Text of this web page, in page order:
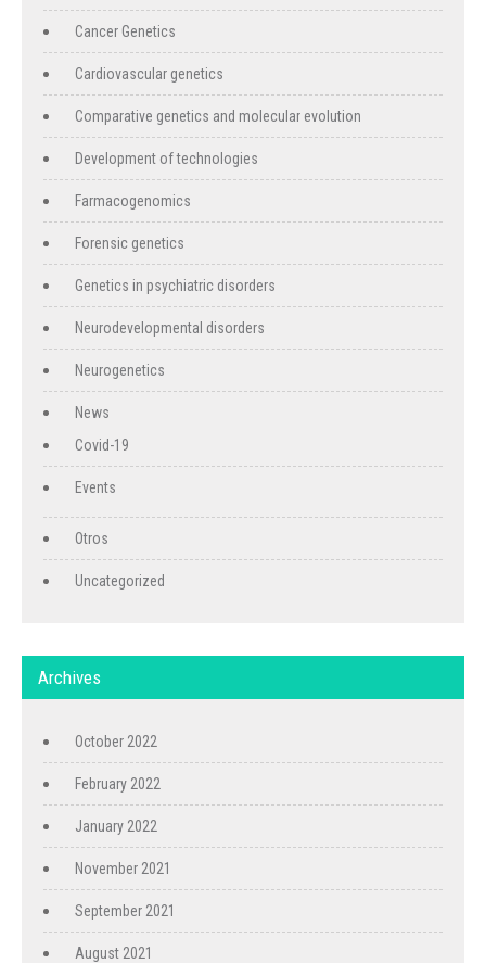
Cancer Genetics
Cardiovascular genetics
Comparative genetics and molecular evolution
Development of technologies
Farmacogenomics
Forensic genetics
Genetics in psychiatric disorders
Neurodevelopmental disorders
Neurogenetics
News
Covid-19
Events
Otros
Uncategorized
Archives
October 2022
February 2022
January 2022
November 2021
September 2021
August 2021